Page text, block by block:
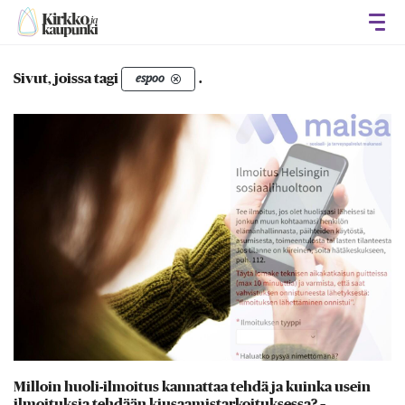
Sivut, joissa tagi espoo .
Milloin huoli-ilmoitus kannattaa tehdä ja kuinka usein